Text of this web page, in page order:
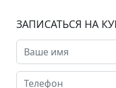
ЗАПИСАТЬСЯ НА